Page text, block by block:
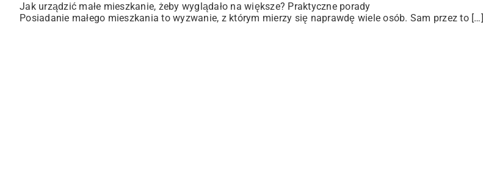
Jak urządzić małe mieszkanie, żeby wyglądało na większe? Praktyczne porady
Posiadanie małego mieszkania to wyzwanie, z którym mierzy się naprawdę wiele osób. Sam przez to […]